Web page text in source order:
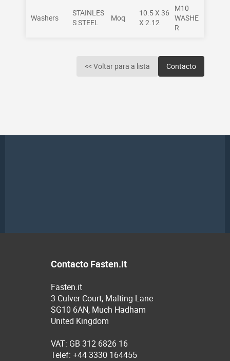
Washers
STAINLES
S STEEL
Moq
10.5 X 36
X 2.12
M10
WASHE
R
<< Voltar para a lista Contacto
Contacto Fasten.it
Fasten.it
3 Culver Court, Malting Lane
SG10 6AN, Much Hadham
United Kingdom
VAT: GB 312 6826 16
Telef: +44 3330 164455